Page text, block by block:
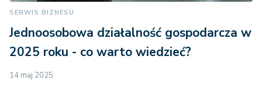
SERWIS BIZNESU
Jednoosobowa działalność gospodarcza w
2025 roku - co warto wiedzieć?
14 maj 2025